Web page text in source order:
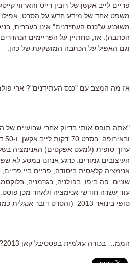
פריים לייב אקשן של רובין רייט והארווי
משפט אחד של מידע חדש על הסרט, אפילו
משוכנע ש"כנס העתידנים" אינו בעברית,
הכתבה). אז, סחתיין על הפריימים
וגם האפיל על הכתבה המושקעת של כהן.
אז מה המצב עם "כנס העתידנים"? ארי
"אתה תופס אותי בדיוק אחרי שבועיים של
ערוך סופית (למעט אפקטים) האנימציה
העיצובים גמורים. כרגע אנחנו במסע לא
אנימציה קלאסית ביסודה, פריים ביי
שונים: פה ביפו, בפולניה, בגרמניה,
עוד עשרה חודשי אנימציה ולאחר מכן
סופי בינואר 2013 (והסרט דובר אנגלית כמובן…)".
הממ… בכורה עולמית בפסטיבל קאן 2013?